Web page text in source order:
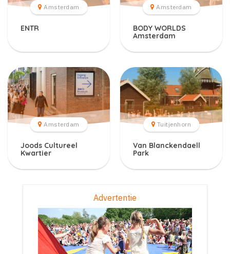
Amsterdam
ENTR
Amsterdam
BODY WORLDS
Amsterdam
Amsterdam
Joods Cultureel
Kwartier
Tuitjenhorn
Van Blanckendaell
Park
Advertentie